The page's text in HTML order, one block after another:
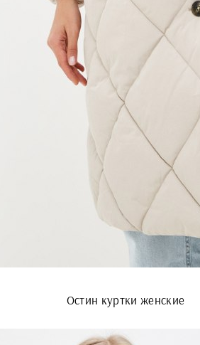
Остин куртки женские